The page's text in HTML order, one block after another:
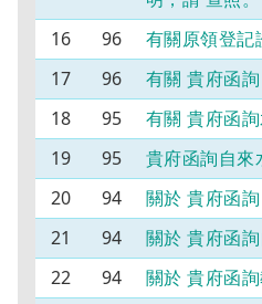
16
96
有關原領登
17
96
有關 貴府函
18
95
有關 貴府函
19
95
貴府函詢自來
20
94
關於 貴府函
21
94
關於 貴府函
22
94
關於 貴府函